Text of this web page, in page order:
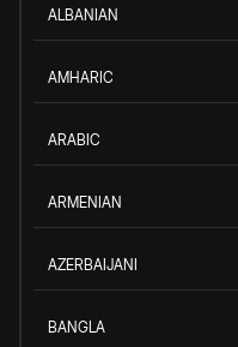
ALBANIAN
AMHARIC
ARABIC
ARMENIAN
AZERBAIJANI
BANGLA